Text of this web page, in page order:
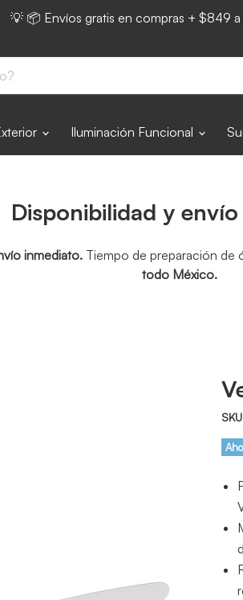
💡 📦 Envíos gratis en compras + $849
Iluminación Funcional
Disponibilidad y
inmediato. Tiempo de preparación de
todo México.
SKU